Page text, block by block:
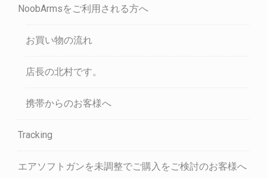
NoobArmsをご利用される方へ
お買い物の流れ
店長の北村です。
携帯からのお客様へ
Tracking
エアソフトガンを未調整でご購入をご検討のお客様へ